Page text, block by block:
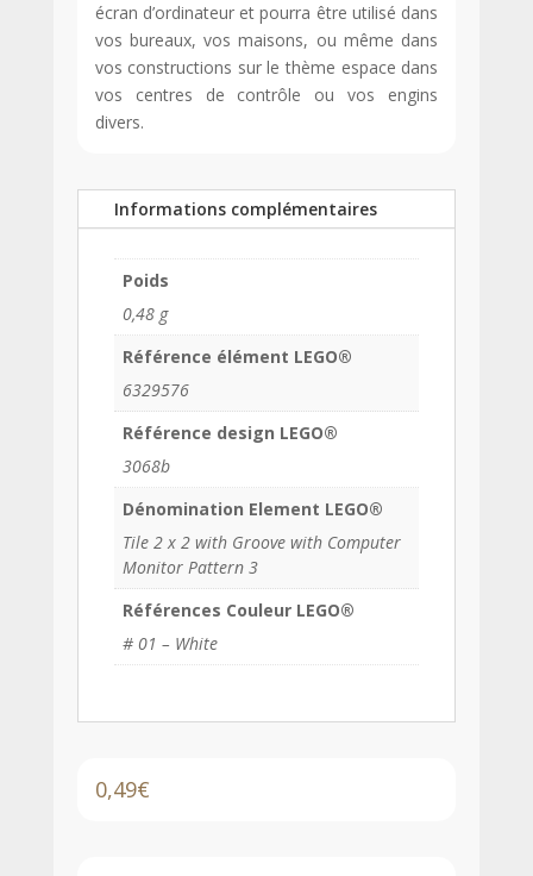
écran d’ordinateur et pourra être utilisé dans
vos bureaux, vos maisons, ou même dans
vos constructions sur le thème espace dans
vos centres de contrôle ou vos engins
divers.
Informations complémentaires
Poids
0,48 g
Référence élément LEGO®
6329576
Référence design LEGO®
3068b
Dénomination Element LEGO®
Tile 2 x 2 with Groove with Computer
Monitor Pattern 3
Références Couleur LEGO®
# 01 – White
0,49€